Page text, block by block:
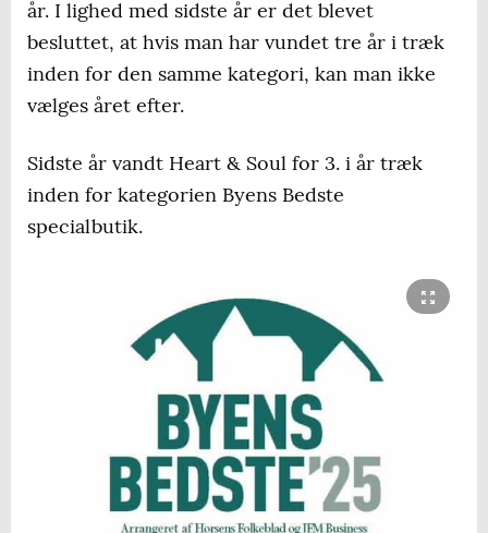
år. I lighed med sidste år er det blevet
besluttet, at hvis man har vundet tre år i træk
inden for den samme kategori, kan man ikke
vælges året efter.
Sidste år vandt Heart & Soul for 3. i år træk
inden for kategorien Byens Bedste
specialbutik.